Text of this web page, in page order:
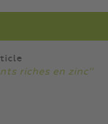
riches en zinc''